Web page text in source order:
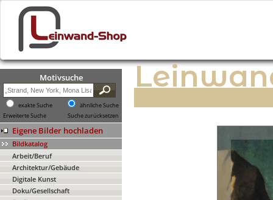
Motivsuche
exakte Suche
ähnliche Suche
Erweiterte Suche
Suche zurücksetzen
Eigene Bilder hochladen
Bildkatalog
Arbeit/Beruf
Architektur/Gebäude
Digitale Kunst
Doku/Gesellschaft